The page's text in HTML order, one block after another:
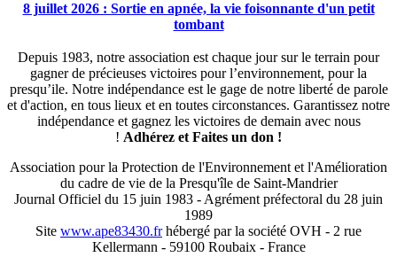
8 juillet 2026 : Sortie en apnée, la vie foisonnante d'un petit
tombant
Depuis 1983, notre association est chaque jour sur le terrain pour
gagner de précieuses victoires pour l’environnement, pour la
presqu’ile. Notre indépendance est le gage de notre liberté de parole
et d'action, en tous lieux et en toutes circonstances. Garantissez notre
indépendance et gagnez les victoires de demain avec nous
! Adhérez et Faites un don !
Association pour la Protection de l'Environnement et l'Amélioration
du cadre de vie de la Presqu'île de Saint-Mandrier
Journal Officiel du 15 juin 1983 - Agrément préfectoral du 28 juin
1989
Site www.ape83430.frhébergé par la société OVH - 2 rue
Kellermann - 59100 Roubaix - France